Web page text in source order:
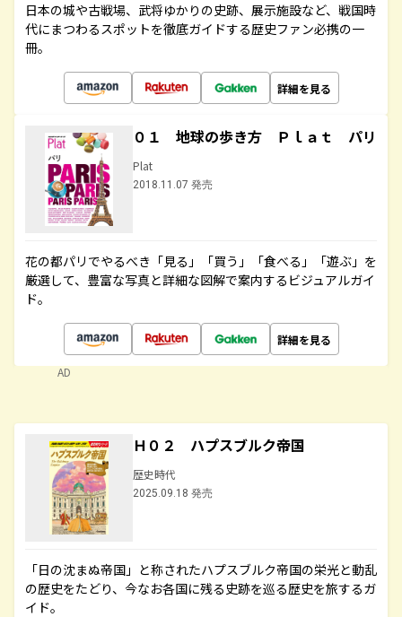
日本の城や古戦場、武将ゆかりの史跡、展示施設など、戦国時
代にまつわるスポットを徹底ガイドする歴史ファン必携の一
冊。
詳細を見る
０１ 地球の歩き方 Ｐｌａｔ パリ
Plat
2018.11.07 発売
花の都パリでやるべき「見る」「買う」「食べる」「遊ぶ」を
厳選して、豊富な写真と詳細な図解で案内するビジュアルガイ
ド。
詳細を見る
AD
Ｈ０２ ハプスブルク帝国
歴史時代
2025.09.18 発売
「日の沈まぬ帝国」と称されたハプスブルク帝国の栄光と動乱
の歴史をたどり、今なお各国に残る史跡を巡る歴史を旅するガ
イド。